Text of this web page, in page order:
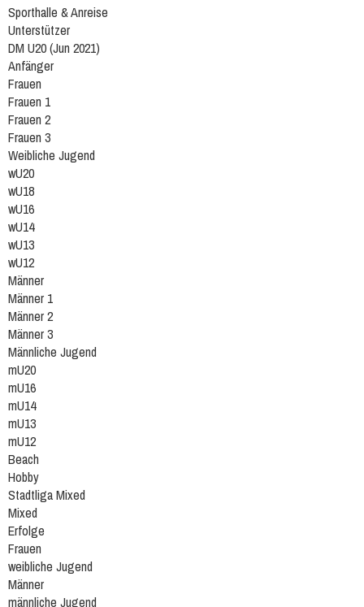
Sporthalle & Anreise
Unterstützer
DM U20 (Jun 2021)
Anfänger
Frauen
Frauen 1
Frauen 2
Frauen 3
Weibliche Jugend
wU20
wU18
wU16
wU14
wU13
wU12
Männer
Männer 1
Männer 2
Männer 3
Männliche Jugend
mU20
mU16
mU14
mU13
mU12
Beach
Hobby
Stadtliga Mixed
Mixed
Erfolge
Frauen
weibliche Jugend
Männer
männliche Jugend